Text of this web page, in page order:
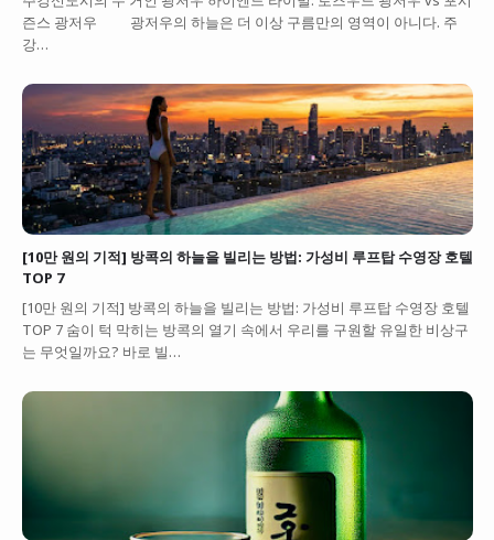
즌스 광저우 광저우의 하늘은 더 이상 구름만의 영역이 아니다. 주
강…
[10만 원의 기적] 방콕의 하늘을 빌리는 방법: 가성비 루프탑 수영장 호텔
TOP 7
[10만 원의 기적] 방콕의 하늘을 빌리는 방법: 가성비 루프탑 수영장 호텔
TOP 7 숨이 턱 막히는 방콕의 열기 속에서 우리를 구원할 유일한 비상구
는 무엇일까요? 바로 빌…